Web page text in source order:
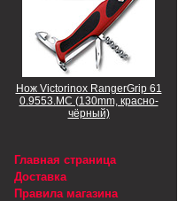
Нож Victorinox RangerGrip 61
0.9553.MC (130mm, красно-
чёрный)
Главная страница
Доставка
Правила магазина